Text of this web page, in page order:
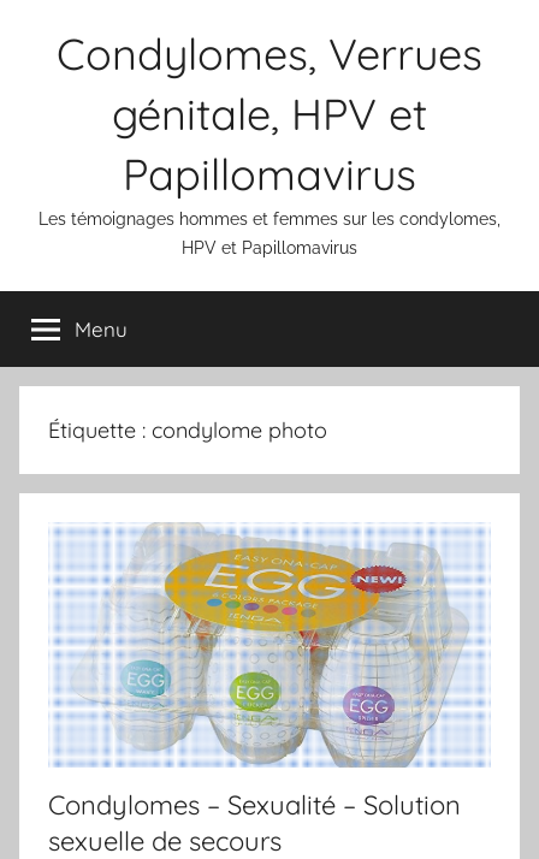
Condylomes, Verrues
génitale, HPV et
Papillomavirus
Les témoignages hommes et femmes sur les condylomes,
HPV et Papillomavirus
Menu
Étiquette : condylome photo
Condylomes – Sexualité – Solution
sexuelle de secours